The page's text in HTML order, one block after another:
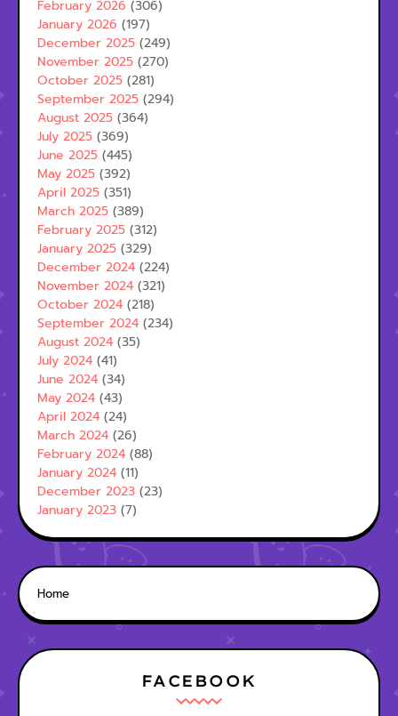
February 2026 (306)
January 2026 (197)
December 2025 (249)
November 2025 (270)
October 2025 (281)
September 2025 (294)
August 2025 (364)
July 2025 (369)
June 2025 (445)
May 2025 (392)
April 2025 (351)
March 2025 (389)
February 2025 (312)
January 2025 (329)
December 2024 (224)
November 2024 (321)
October 2024 (218)
September 2024 (234)
August 2024 (35)
July 2024 (41)
June 2024 (34)
May 2024 (43)
April 2024 (24)
March 2024 (26)
February 2024 (88)
January 2024 (11)
December 2023 (23)
January 2023 (7)
Home
FACEBOOK